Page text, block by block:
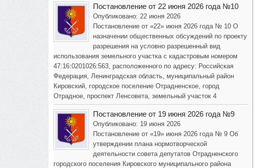
Постановление от 22 июня 2026 года №10
Опубликовано: 22 июня 2026
Постановление от «22» июня 2026 года № 10 О
назначении общественных обсуждений по проекту
разрешения на условно разрешенный вид
использования земельного участка с кадастровым номером
47:16:0201026:563, расположенного по адресу: Российская
Федерация, Ленинградская область, муниципальный район
Кировский, городское поселение Отрадненское, город
Отрадное, проспект Ленсовета, земельный участок 4
Постановление от 19 июня 2026 года №9
Опубликовано: 19 июня 2026
Постановление от «19» июня 2026 года № 9 Об
утверждении плана нормотворческой
деятельности совета депутатов Отрадненского
городского поселения Кировского муниципального района